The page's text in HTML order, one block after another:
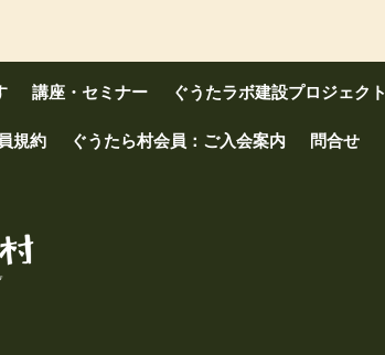
講座・セミナー ぐうたラボ建設プロジェクト
規約 ぐうたら村会員：ご入会案内 問合せ